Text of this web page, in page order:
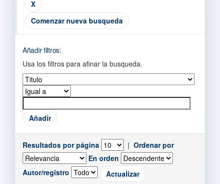
Comenzar nueva busqueda
Añadir filtros:
Usa los filtros para afinar la busqueda.
Resultados por página | Ordenar por
En orden
Autor/registro